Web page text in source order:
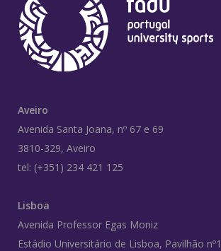
Aveiro
Avenida Santa Joana, nº 67 e 69
3810-329, Aveiro
tel: (+351) 234 421 125
Lisboa
Avenida Professor Egas Moniz
Estádio Universitário de Lisboa, Pavilhão nº1